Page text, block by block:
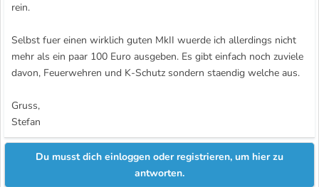
rein.
Selbst fuer einen wirklich guten MkII wuerde ich allerdings nicht
mehr als ein paar 100 Euro ausgeben. Es gibt einfach noch zuviele
davon, Feuerwehren und K-Schutz sondern staendig welche aus.
Gruss,
Stefan
Du musst dich einloggen oder registrieren, um hier zu
antworten.